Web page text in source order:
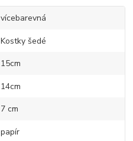
vícebarevná
Kostky šedé
15cm
14cm
7 cm
papír